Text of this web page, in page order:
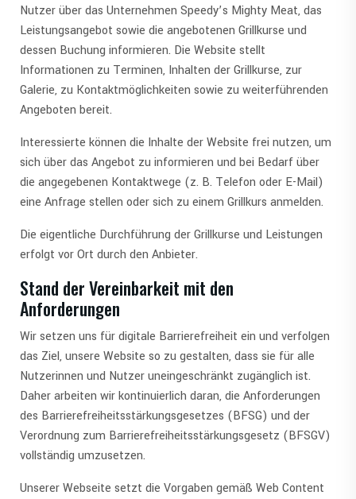
Nutzer über das Unternehmen Speedy’s Mighty Meat, das
Leistungsangebot sowie die angebotenen Grillkurse und
dessen Buchung informieren. Die Website stellt
Informationen zu Terminen, Inhalten der Grillkurse, zur
Galerie, zu Kontaktmöglichkeiten sowie zu weiterführenden
Angeboten bereit.
Interessierte können die Inhalte der Website frei nutzen, um
sich über das Angebot zu informieren und bei Bedarf über
die angegebenen Kontaktwege (z. B. Telefon oder E-Mail)
eine Anfrage stellen oder sich zu einem Grillkurs anmelden.
Die eigentliche Durchführung der Grillkurse und Leistungen
erfolgt vor Ort durch den Anbieter.
Stand der Vereinbarkeit mit den
Anforderungen
Wir setzen uns für digitale Barrierefreiheit ein und verfolgen
das Ziel, unsere Website so zu gestalten, dass sie für alle
Nutzerinnen und Nutzer uneingeschränkt zugänglich ist.
Daher arbeiten wir kontinuierlich daran, die Anforderungen
des Barrierefreiheitsstärkungsgesetzes (BFSG) und der
Verordnung zum Barrierefreiheitsstärkungsgesetz (BFSGV)
vollständig umzusetzen.
Unserer Webseite setzt die Vorgaben gemäß Web Content